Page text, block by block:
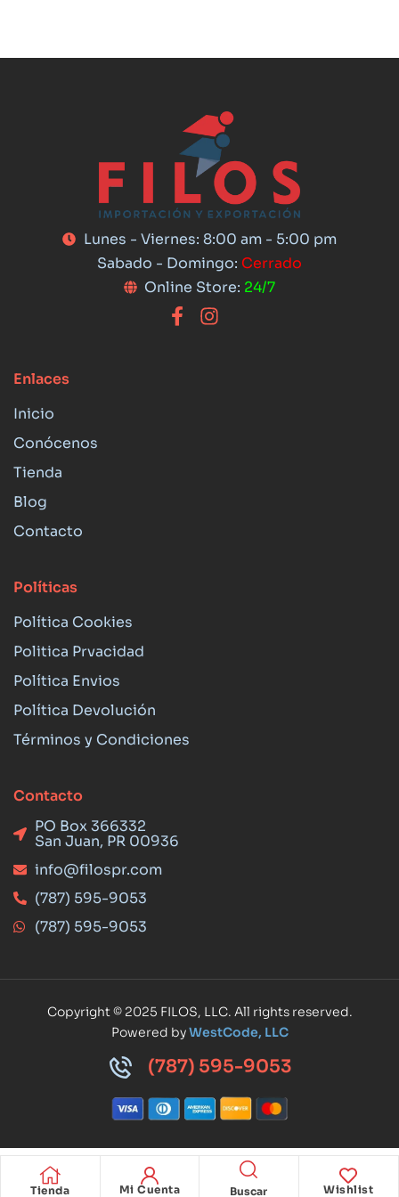
Tienda Mi Cuenta Wishlist
Lunes - Viernes: 8:00 am - 5:00 pm
Sabado - Domingo: Cerrado
Online Store: 24/7
Enlaces
Inicio
Conócenos
Tienda
Blog
Contacto
Políticas
Política Cookies
Politica Prvacidad
Política Envios
Política Devolución
Términos y Condiciones
Contacto
PO Box 366332
San Juan, PR 00936
info@filospr.com
(787) 595-9053
(787) 595-9053
Copyright © 2025 FILOS, LLC. All rights reserved.
Powered byWestCode, LLC
(787) 595-9053